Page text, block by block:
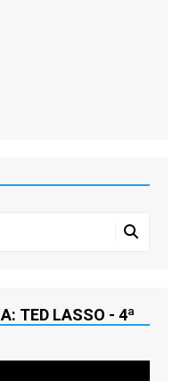
TED LASSO - 4ª